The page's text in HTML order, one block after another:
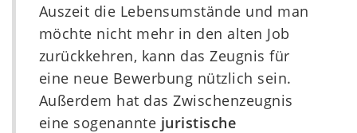
Auszeit die Lebensumstände und man
möchte nicht mehr in den alten Job
zurückkehren, kann das Zeugnis für
eine neue Bewerbung nützlich sein.
Außerdem hat das Zwischenzeugnis
eine sogenannte juristische